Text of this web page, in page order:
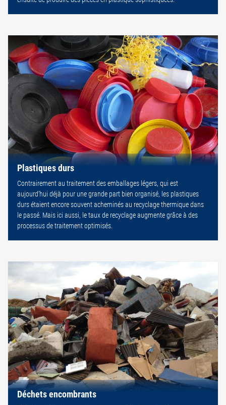
Plastiques durs
Contrairement au traitement des emballages légers, qui est
aujourd’hui déjà pour une grande part bien organisé, les plastiques
durs étaient encore souvent acheminés au recyclage thermique dans
le passé. Mais ici aussi, le taux de recyclage augmente grâce à des
processus de traitement optimisés.
Déchets encombrants